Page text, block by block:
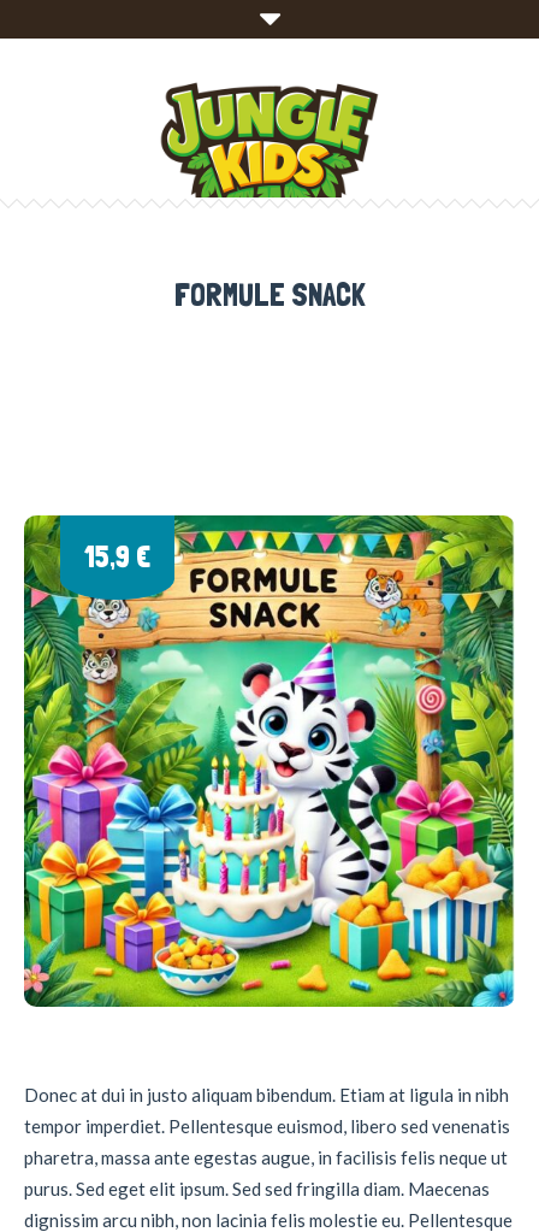
FORMULE SNACK
15,9 €
Donec at dui in justo aliquam bibendum. Etiam at ligula in nibh
tempor imperdiet. Pellentesque euismod, libero sed venenatis
pharetra, massa ante egestas augue, in facilisis felis neque ut
purus. Sed eget elit ipsum. Sed sed fringilla diam. Maecenas
dignissim arcu nibh, non lacinia felis molestie eu. Pellentesque